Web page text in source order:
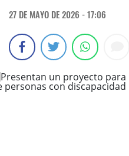
27 DE MAYO DE 2026 - 17:06